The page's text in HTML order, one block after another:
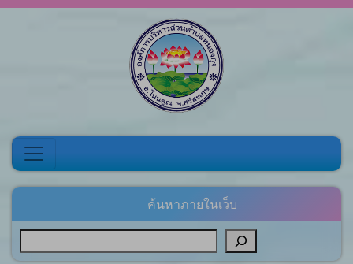
ค้นหาภายในเว็บ